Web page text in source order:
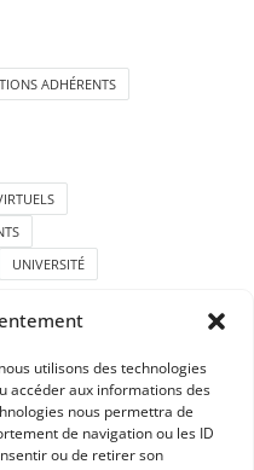
utilisons des technologies
accéder aux informations des
nous permettra de
de navigation ou les ID
ou de retirer son
ADHÉRENTS
UNIVERSITÉ